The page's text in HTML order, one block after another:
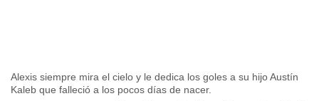
Alexis siempre mira el cielo y le dedica los goles a su hijo Austín
Kaleb que falleció a los pocos días de nacer.